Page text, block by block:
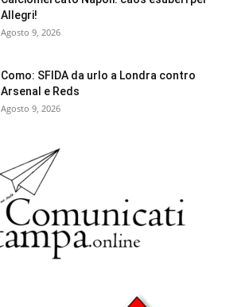
Allegri!
Agosto 9, 2026
Como: SFIDA da urlo a Londra contro
Arsenal e Reds
Agosto 9, 2026